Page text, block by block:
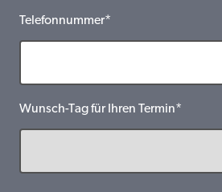
Telefonnummer*
Wunsch-Tag für Ihren Termin*